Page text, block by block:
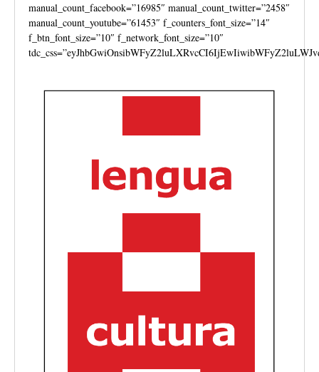
manual_count_facebook=”16985″ manual_count_twitter=”2458″
manual_count_youtube=”61453″ f_counters_font_size=”14″
f_btn_font_size=”10″ f_network_font_size=”10″